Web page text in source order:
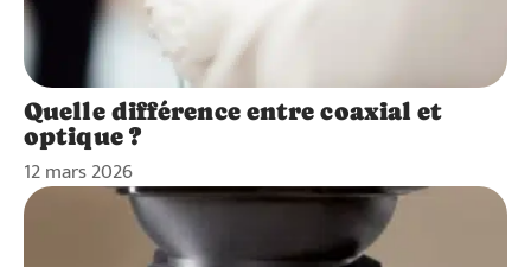
Quelle différence entre coaxial et
optique ?
12 mars 2026